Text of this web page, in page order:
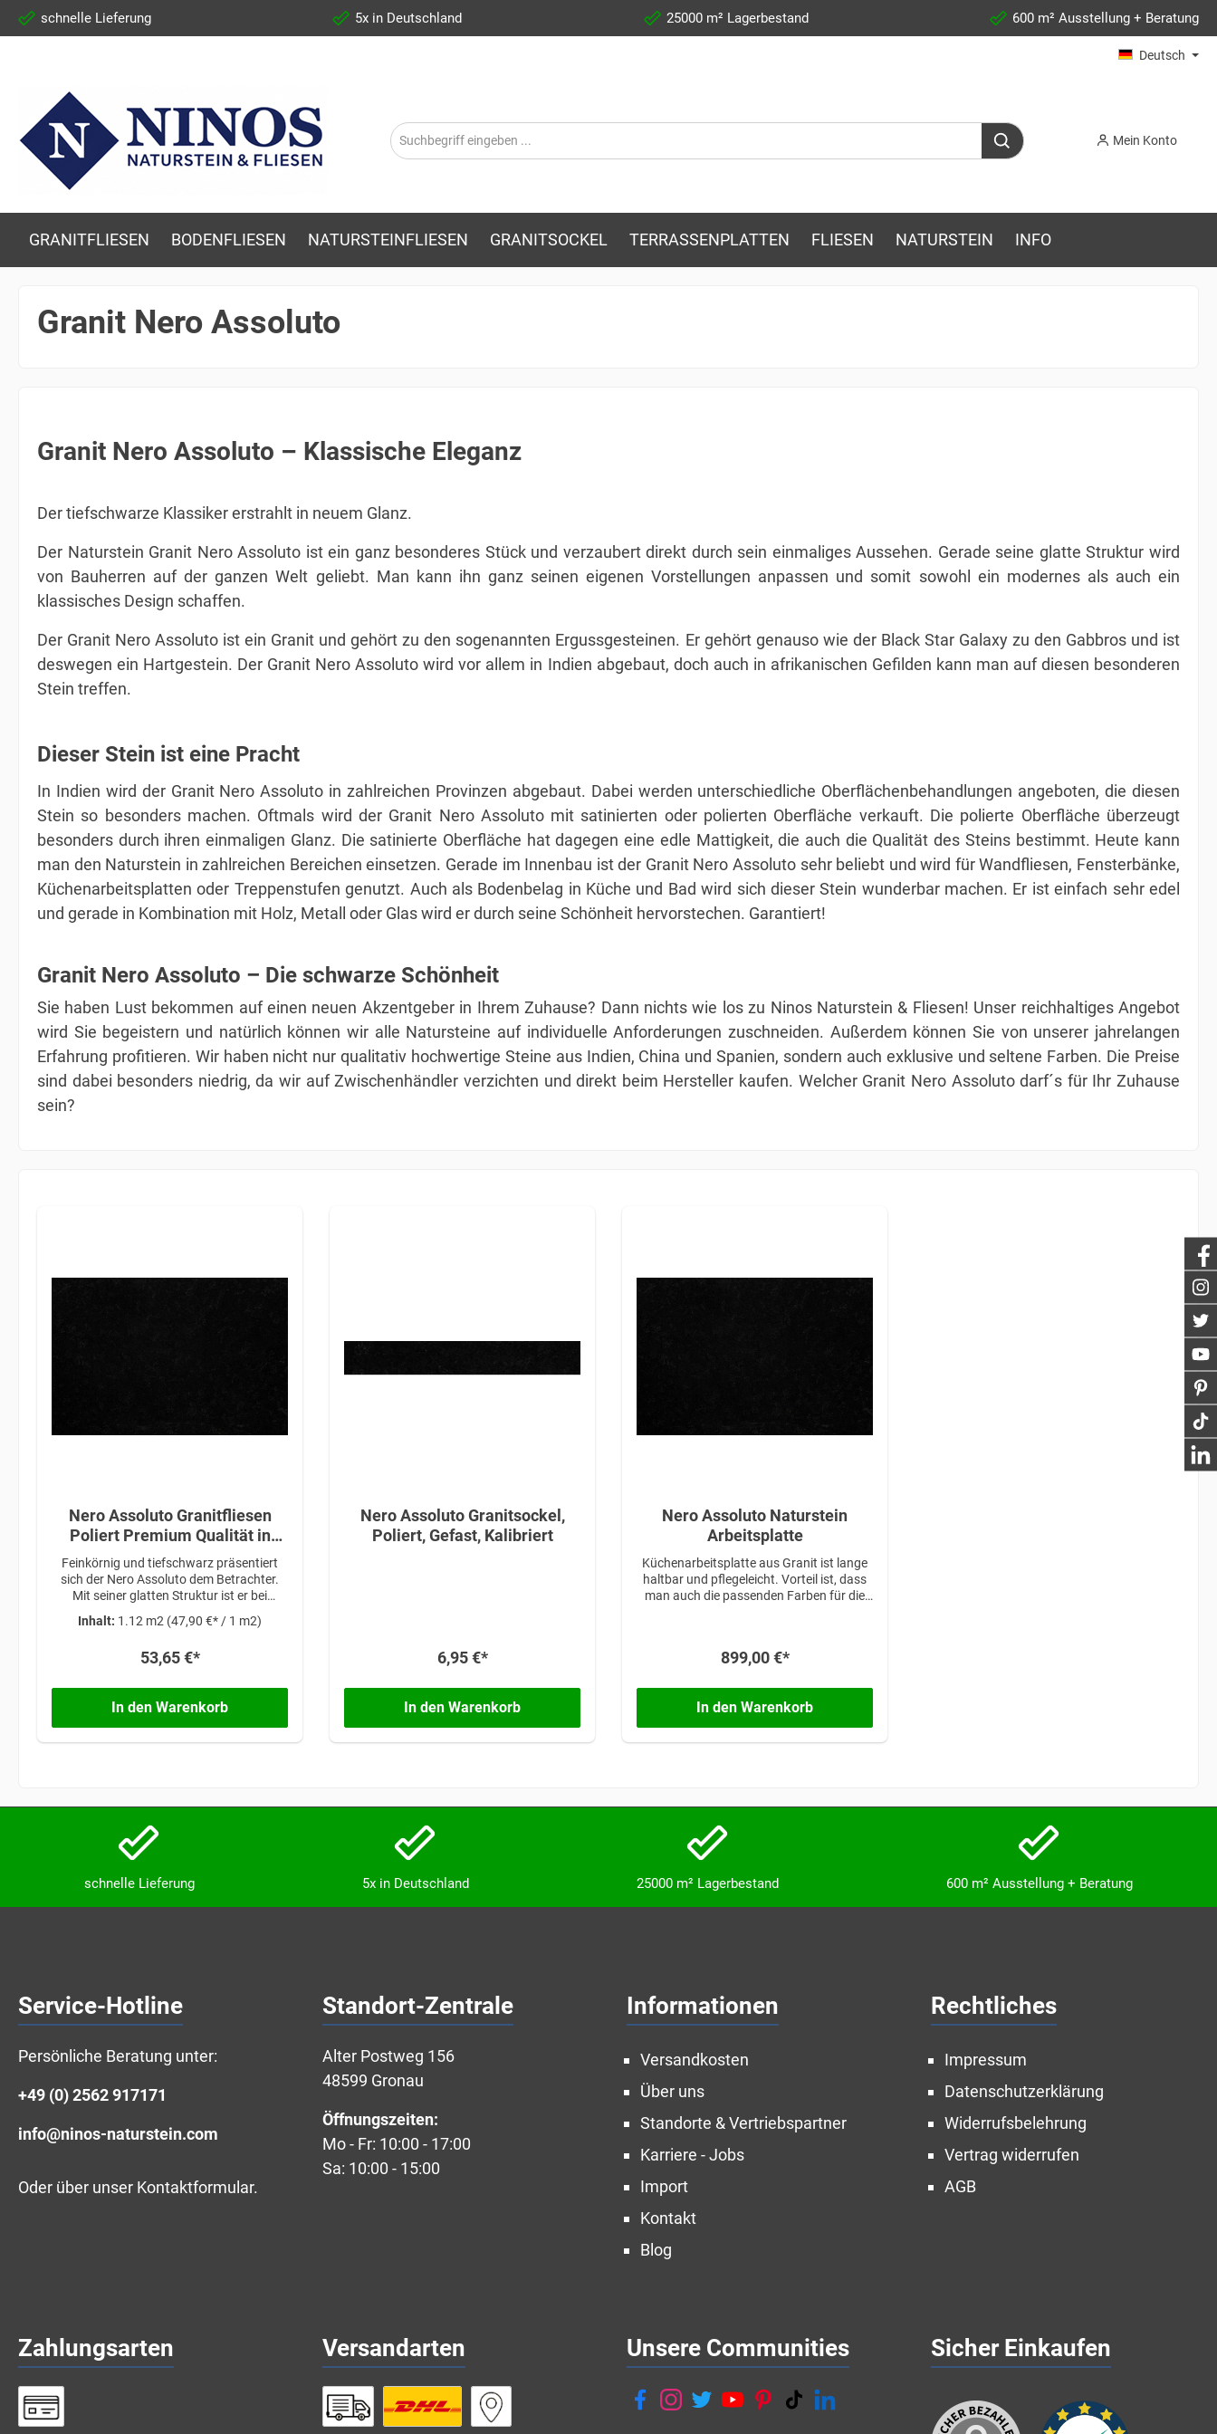
schnelle Lieferung 5x in Deutschland 25000 m² Lagerbestand 600 m² Ausstellung + Beratung
Deutsch
Mein Konto
GRANITFLIESEN BODENFLIESEN NATURSTEINFLIESEN GRANITSOCKEL TERRASSENPLATTEN FLIESEN NATURSTEIN INFO
Granit Nero Assoluto
Granit Nero Assoluto – Klassische Eleganz
Der tiefschwarze Klassiker erstrahlt in neuem Glanz.
Der Naturstein Granit Nero Assoluto ist ein ganz besonderes Stück und verzaubert direkt durch sein einmaliges Aussehen. Gerade seine glatte Struktur wird
von Bauherren auf der ganzen Welt geliebt. Man kann ihn ganz seinen eigenen Vorstellungen anpassen und somit sowohl ein modernes als auch ein
klassisches Design schaffen.
Der Granit Nero Assoluto ist ein Granit und gehört zu den sogenannten Ergussgesteinen. Er gehört genauso wie der Black Star Galaxy zu den Gabbros und ist
deswegen ein Hartgestein. Der Granit Nero Assoluto wird vor allem in Indien abgebaut, doch auch in afrikanischen Gefilden kann man auf diesen besonderen
Stein treffen.
Dieser Stein ist eine Pracht
In Indien wird der Granit Nero Assoluto in zahlreichen Provinzen abgebaut. Dabei werden unterschiedliche Oberflächenbehandlungen angeboten, die diesen
Stein so besonders machen. Oftmals wird der Granit Nero Assoluto mit satinierten oder polierten Oberfläche verkauft. Die polierte Oberfläche überzeugt
besonders durch ihren einmaligen Glanz. Die satinierte Oberfläche hat dagegen eine edle Mattigkeit, die auch die Qualität des Steins bestimmt. Heute kann
man den Naturstein in zahlreichen Bereichen einsetzen. Gerade im Innenbau ist der Granit Nero Assoluto sehr beliebt und wird für Wandfliesen, Fensterbänke,
Küchenarbeitsplatten oder Treppenstufen genutzt. Auch als Bodenbelag in Küche und Bad wird sich dieser Stein wunderbar machen. Er ist einfach sehr edel
und gerade in Kombination mit Holz, Metall oder Glas wird er durch seine Schönheit hervorstechen. Garantiert!
Granit Nero Assoluto – Die schwarze Schönheit
Sie haben Lust bekommen auf einen neuen Akzentgeber in Ihrem Zuhause? Dann nichts wie los zu Ninos Naturstein & Fliesen! Unser reichhaltiges Angebot
wird Sie begeistern und natürlich können wir alle Natursteine auf individuelle Anforderungen zuschneiden. Außerdem können Sie von unserer jahrelangen
Erfahrung profitieren. Wir haben nicht nur qualitativ hochwertige Steine aus Indien, China und Spanien, sondern auch exklusive und seltene Farben. Die Preise
sind dabei besonders niedrig, da wir auf Zwischenhändler verzichten und direkt beim Hersteller kaufen. Welcher Granit Nero Assoluto darf´s für Ihr Zuhause
sein?
Nero Assoluto Granitfliesen
Poliert Premium Qualität in
61x30,5x1 cm
Feinkörnig und tiefschwarz präsentiert
sich der Nero Assoluto dem Betrachter.
Mit seiner glatten Struktur ist er bei
nach individuellen Vorstellungen für
Ambiente.
Inhalt: 1.12 m2 (47,90 €* / 1 m2)
53,65 €*
In den Warenkorb
Nero Assoluto Granitsockel,
Poliert, Gefast, Kalibriert
6,95 €*
In den Warenkorb
Nero Assoluto Naturstein
Arbeitsplatte
Küchenarbeitsplatte aus Granit ist lange
haltbar und pflegeleicht. Vorteil ist, dass
man auch die passenden Farben für die
899,00 €*
In den Warenkorb
schnelle Lieferung 5x in Deutschland 25000 m² Lagerbestand 600 m² Ausstellung + Beratung
Service-Hotline
Persönliche Beratung unter:
+49 (0) 2562 917171
info@ninos-naturstein.com
Oder über unser Kontaktformular.
Standort-Zentrale
Alter Postweg 156
48599 Gronau
Öffnungszeiten:
Mo - Fr: 10:00 - 17:00
Sa: 10:00 - 15:00
Informationen
Versandkosten
Über uns
Standorte & Vertriebspartner
Karriere - Jobs
Import
Kontakt
Blog
Rechtliches
Impressum
Datenschutzerklärung
Widerrufsbelehrung
Vertrag widerrufen
AGB
Zahlungsarten Versandarten Unsere Communities Sicher Einkaufen